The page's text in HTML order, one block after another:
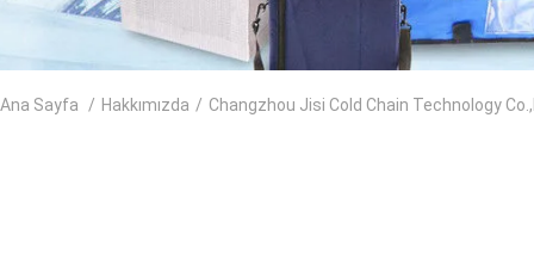
Ana Sayfa / Hakkımızda / Changzhou Jisi Cold Chain Technology